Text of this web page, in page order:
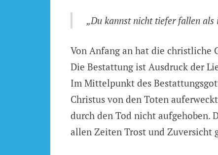
„Du kannst nicht tiefer fallen als
Von Anfang an hat die christliche
Die Bestattung ist Ausdruck der
Im Mittelpunkt des
Christus von den Toten
durch den Tod nicht aufgehoben.
allen Zeiten Trost und Zuversicht